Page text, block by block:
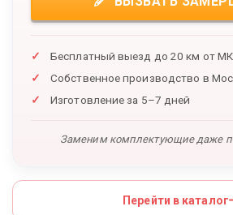
Бесплатный выезд до 20 км от
Собственное производство в
Изготовление за 5–7 дней
Заменим комплектующие даже
Перейти в каталог